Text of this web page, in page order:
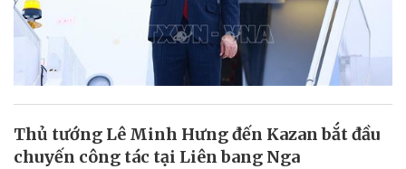
Thủ tướng Lê Minh Hưng đến Kazan bắt đầu
chuyến công tác tại Liên bang Nga